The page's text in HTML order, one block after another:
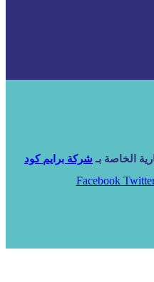
الخاصة بـ شركة برايم كود
Facebook